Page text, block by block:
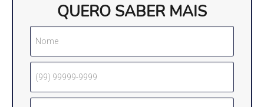
QUERO SABER MAIS